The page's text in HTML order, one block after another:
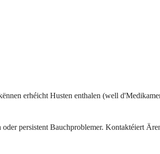
erhéicht Husten enthalen (well
persistent Bauchproblemer. Kontaktéiert